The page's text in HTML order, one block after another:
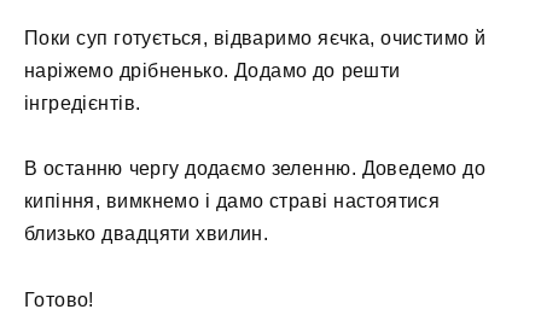
Поки суп готується, відваримо яєчка, очистимо й
наріжемо дрібненько. Додамо до решти
інгредієнтів.
В останню чергу додаємо зеленню. Доведемо до
кипіння, вимкнемо і дамо страві настоятися
близько двадцяти хвилин.
Готово!